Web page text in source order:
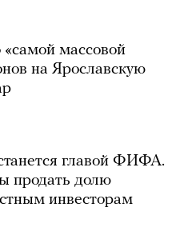
массовой
на Ярославскую
главой ФИФА.
продать долю
инвесторам